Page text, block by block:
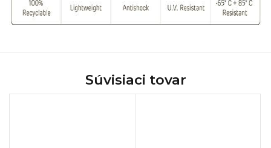
Súvisiaci tovar